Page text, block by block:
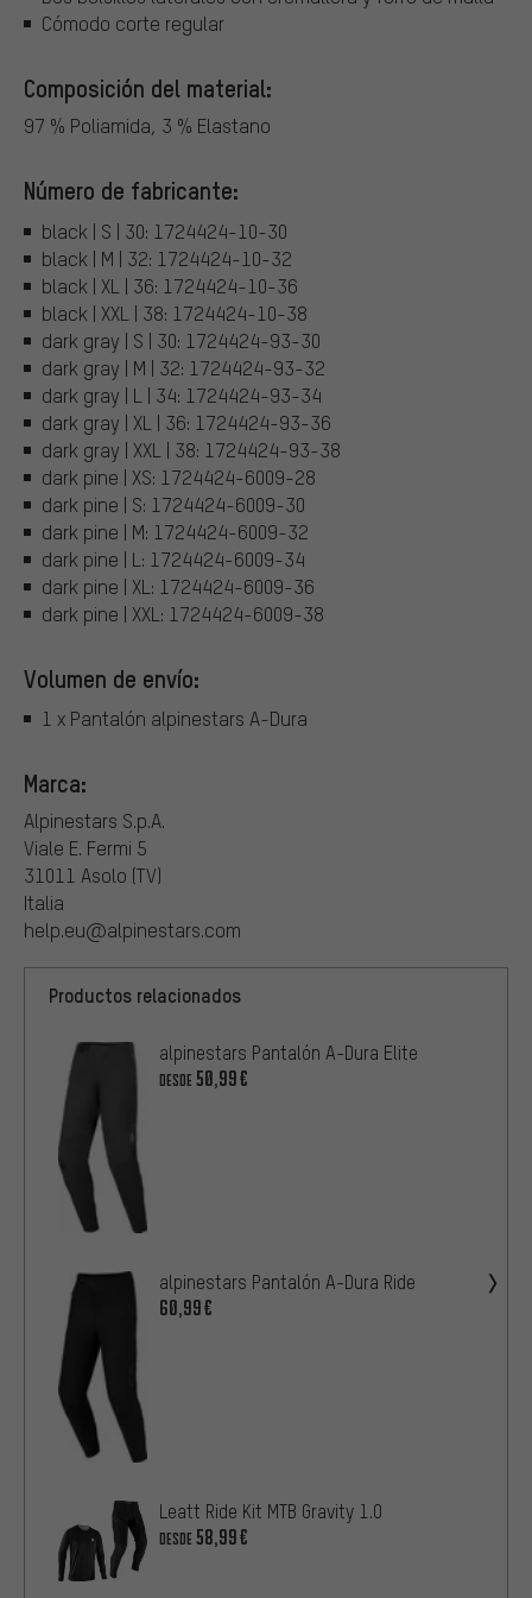
Cómodo corte regular
Composición del material:
97 % Poliamida, 3 % Elastano
Número de fabricante:
black | S | 30: 1724424-10-30
black | M | 32: 1724424-10-32
black | XL | 36: 1724424-10-36
black | XXL | 38: 1724424-10-38
dark gray | S | 30: 1724424-93-30
dark gray | M | 32: 1724424-93-32
dark gray | L | 34: 1724424-93-34
dark gray | XL | 36: 1724424-93-36
dark gray | XXL | 38: 1724424-93-38
dark pine | XS: 1724424-6009-28
dark pine | S: 1724424-6009-30
dark pine | M: 1724424-6009-32
dark pine | L: 1724424-6009-34
dark pine | XL: 1724424-6009-36
dark pine | XXL: 1724424-6009-38
Volumen de envío:
1 x Pantalón alpinestars A-Dura
Marca:
Alpinestars S.p.A.
Viale E. Fermi 5
31011 Asolo (TV)
Italia
help.eu@alpinestars.com
Productos relacionados
alpinestars Pantalón A-Dura Elite
DESDE 50,99€
alpinestars Pantalón A-Dura Ride
60,99€
Leatt Ride Kit MTB Gravity 1.0
DESDE 58,99€